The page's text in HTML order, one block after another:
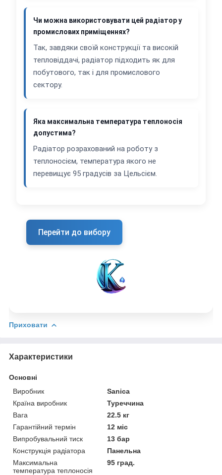
Чи можна використовувати цей радіатор у
промислових приміщеннях?
Так, завдяки своїй конструкції та високій
тепловіддачі, радіатор підходить як для
побутового, так і для промислового
сектору.
Яка максимальна температура теплоносія
допустима?
Радіатор розрахований на роботу з
теплоносієм, температура якого не
перевищує 95 градусів за Цельсієм.
Перейти до вибору
Приховати
Характеристики
Основні
Виробник
Sanica
Країна виробник
Туреччина
Вага
22.5 кг
Гарантійний термін
12 міс
Випробувальний тиск
13 бар
Конструкція радіатора
Панельна
Максимальна
температура теплоносія
95 град.